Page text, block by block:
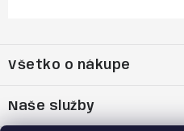
p
t
Všetko o nákupe
Naše služby